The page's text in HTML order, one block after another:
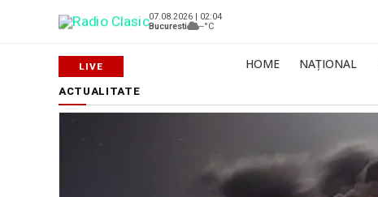
07.08.2026 | 02:04
Bucuresti
--°C
HOME NAȚIONAL
ACTUALITATE